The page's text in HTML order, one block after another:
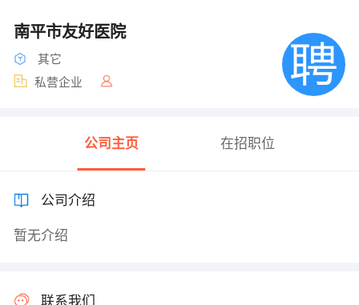
南平市友好医院
其它
私营企业
公司主页 在招职位
公司介绍
暂无介绍
联系我们